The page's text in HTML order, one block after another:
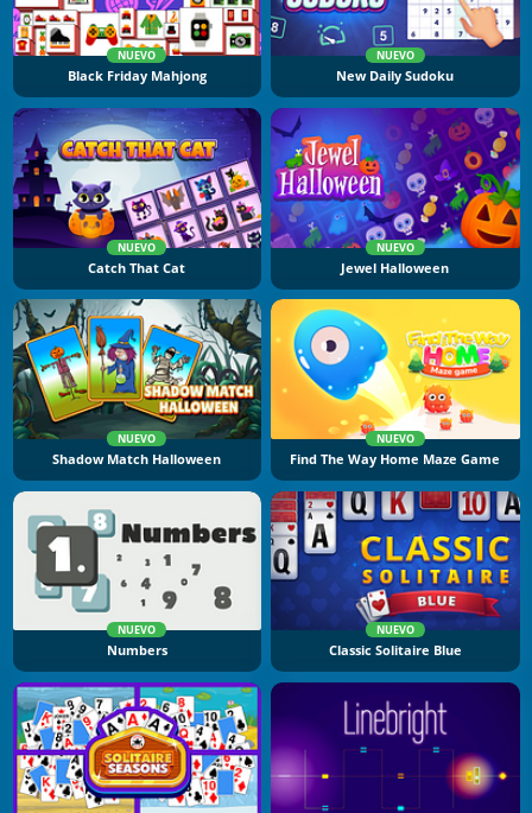
NUEVO
Black Friday Mahjong
NUEVO
New Daily Sudoku
NUEVO
Catch That Cat
NUEVO
Jewel Halloween
NUEVO
Shadow Match Halloween
NUEVO
Find The Way Home Maze Game
NUEVO
Numbers
NUEVO
Classic Solitaire Blue